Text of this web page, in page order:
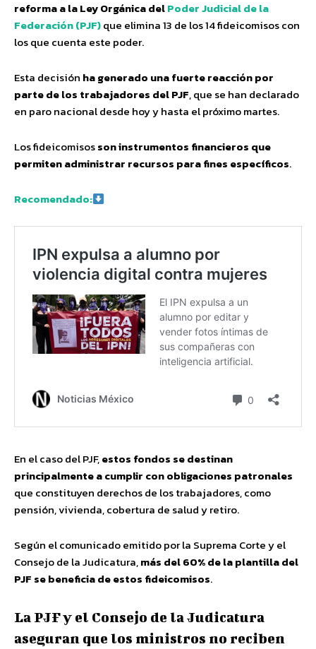
reforma a la Ley Orgánica delPoder Judicial de la
Federación (PJF)que elimina 13 de los 14 fideicomisos con
los que cuenta este poder.
Esta decisión ha generado una fuerte reacción por
parte de los trabajadores del PJF, que se han declarado
en paro nacional desde hoy y hasta el próximo martes.
Los fideicomisosson instrumentos financieros que
permiten administrar recursos para fines específicos.
Recomendado:
En el caso del PJF,estos fondos se destinan
principalmente a cumplir con obligaciones patronales
que constituyen derechos de los trabajadores, como
pensión, vivienda, cobertura de salud y retiro.
Según el comunicado emitido por la Suprema Corte y el
Consejo de la Judicatura,más del 60% de la plantilla del
PJF se beneficia de estos fideicomisos.
La PJF y el Consejo de la Judicatura
aseguran que los ministros no reciben